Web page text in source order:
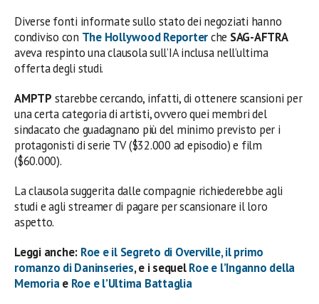
Diverse fonti informate sullo stato dei negoziati hanno
condiviso con The Hollywood Reporterche SAG-AFTRA
aveva respinto una clausola sull’IA inclusa nell’ultima
offerta degli studi.
AMPTP starebbe cercando, infatti, di ottenere scansioni per
una certa categoria di artisti, ovvero quei membri del
sindacato che guadagnano più del minimo previsto per i
protagonisti di serie TV ($32.000 ad episodio) e film
($60.000).
La clausola suggerita dalle compagnie richiederebbe agli
studi e agli streamer di pagare per scansionare il loro
aspetto.
Leggi anche: Roe e il Segreto di Overville, il primo
romanzo di Daninseries, e i sequelRoe e l’Inganno della
Memoriae Roe e l’Ultima Battaglia